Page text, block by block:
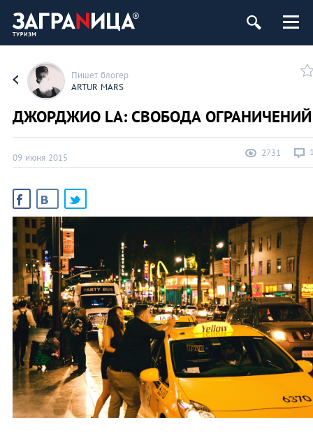
Пишет блогер
ARTUR MARS
ДЖОРДЖИО LA: СВОБОДА ОГРАНИЧЕНИЙ
09 июня 2015 2731